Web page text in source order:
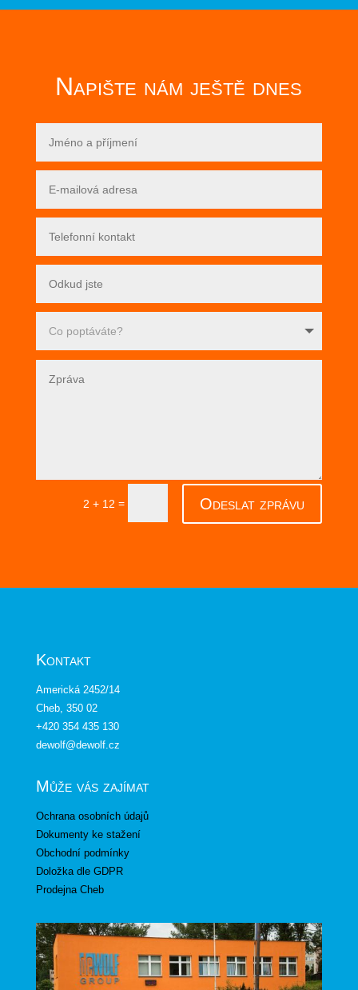
Napište nám ještě dnes
2 + 12 = Odeslat zprávu
Kontakt
Americká 2452/14
Cheb, 350 02
+420 354 435 130
dewolf@dewolf.cz
Může vás zajímat
Ochrana osobních údajů
Dokumenty ke stažení
Obchodní podmínky
Doložka dle GDPR
Prodejna Cheb